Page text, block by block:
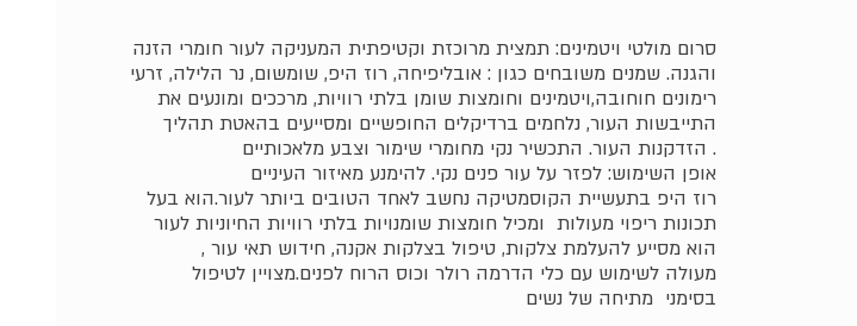
סרום מולטי ויטמינים: תמצית מרוכזת וקטיפתית המעניקה לעור חומרי הזנה
והגנה. שמנים משובחים כגון : אובליפיחה, רוז היפ, שומשום, נר הלילה, זרעי
רימונים חוחובה,ויטמינים וחומצות שומן בלתי רוויות, מרככים ומונעים את
התייבשות העור, נלחמים ברדיקלים החופשיים ומסייעים בהאטת תהליך
הזדקנות העור. התכשיר נקי מחומרי שימור וצבע מלאכותיים .
אופן השימוש: לפזר על עור פנים נקי. להימנע מאיזור העיניים
רוז היפ בתעשיית הקוסמטיקה נחשב לאחד הטובים ביותר לעור.הוא בעל
תכונות ריפוי מעולות ומכיל חומצות שומנויות בלתי רוויות החיוניות לעור
, הוא מסייע להעלמת צלקות, טיפול בצלקות אקנה, חידוש תאי עור
מעולה לשימוש עם כלי הדרמה רולר וכוס הרוח לפנים.מצויין לטיפול
בסימני מתיחה של נשים